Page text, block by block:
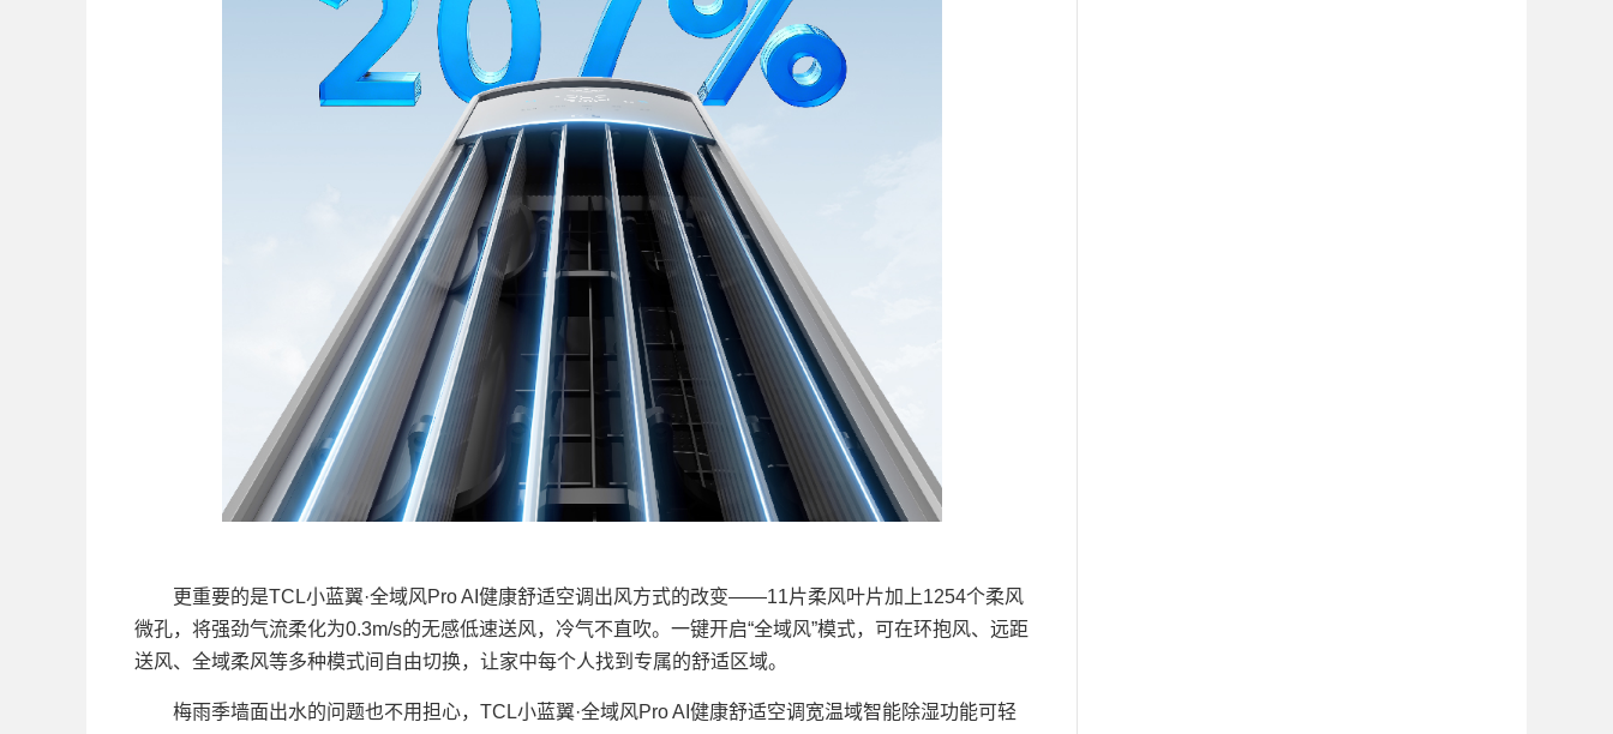
更重要的是TCL小蓝翼·全域风Pro AI健康舒适空调出风方式的改变——11片柔风叶片加上1254个柔风
微孔，将强劲气流柔化为0.3m/s的无感低速送风，冷气不直吹。一键开启“全域风”模式，可在环抱风、远距
送风、全域柔风等多种模式间自由切换，让家中每个人找到专属的舒适区域。
梅雨季墙面出水的问题也不用担心，TCL小蓝翼·全域风Pro AI健康舒适空调宽温域智能除湿功能可轻